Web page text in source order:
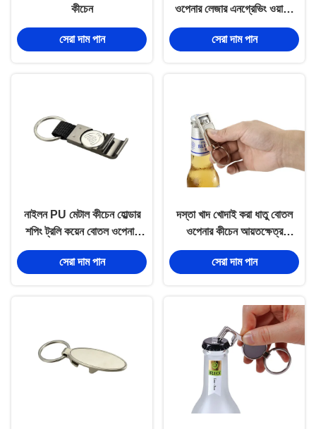
কীচেন
সেরা দাম পান
ওপেনার লেজার এনগ্রেভিং ওয়াইন
কর্কস্ক্রু কীচেন
সেরা দাম পান
নাইলন PU মেটাল কীচেন হোল্ডার
শপিং ট্রলি কয়েন বোতল ওপেনার
কীরিং
সেরা দাম পান
দস্তা খাদ খোদাই করা ধাতু বোতল
ওপেনার কীচেন আয়তক্ষেত্র
স্যুভেনির
সেরা দাম পান